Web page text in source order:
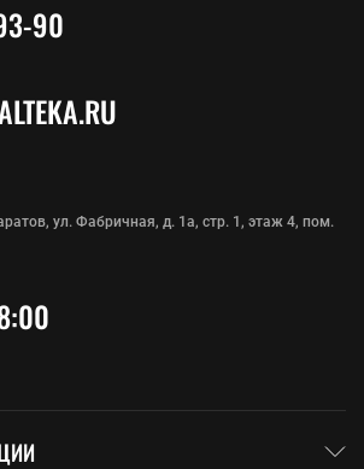
90
ул. Фабричная, д. 1а, стр. 1, этаж 4, пом.